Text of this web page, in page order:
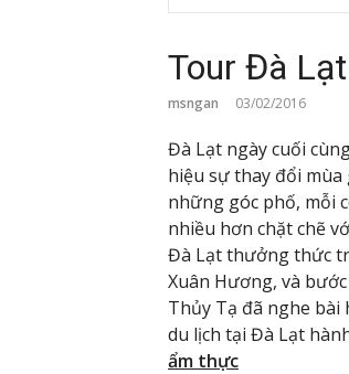
Tour Đà
msngan 03/02/2016
Đà Lạt ngày cuối
hiệu sự thay đổi
những góc phố, mỗi
nhiều hơn chặt chẽ
Đà Lạt thưởng thức
Xuân Hương, và
Thủy Tạ đã nghe
du lịch tại Đà Lạt
ẩm thực